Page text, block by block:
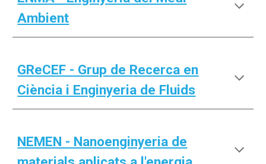
Ambient
GReCEF - Grup de Recerca en
Ciència i Enginyeria de Fluids
NEMEN - Nanoenginyeria de